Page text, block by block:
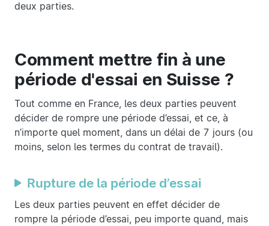
deux parties.
Comment mettre fin à une
période d'essai en Suisse ?
Tout comme en France, les deux parties peuvent
décider de rompre une période d’essai, et ce, à
n’importe quel moment, dans un délai de 7 jours (ou
moins, selon les termes du contrat de travail).
Rupture de la période d’essai
Les deux parties peuvent en effet décider de
rompre la période d’essai, peu importe quand, mais